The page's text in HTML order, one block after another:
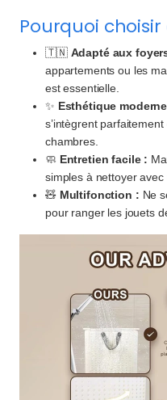
Pourquoi
🇹🇳 Adapté aux
appartements ou les
est essentielle.
✨ Esthétique
s’intègrent
chambres.
🧼 Entretien facile :
simples à nettoyer avec
🧸 Multifonction : Ne
pour ranger les jouets